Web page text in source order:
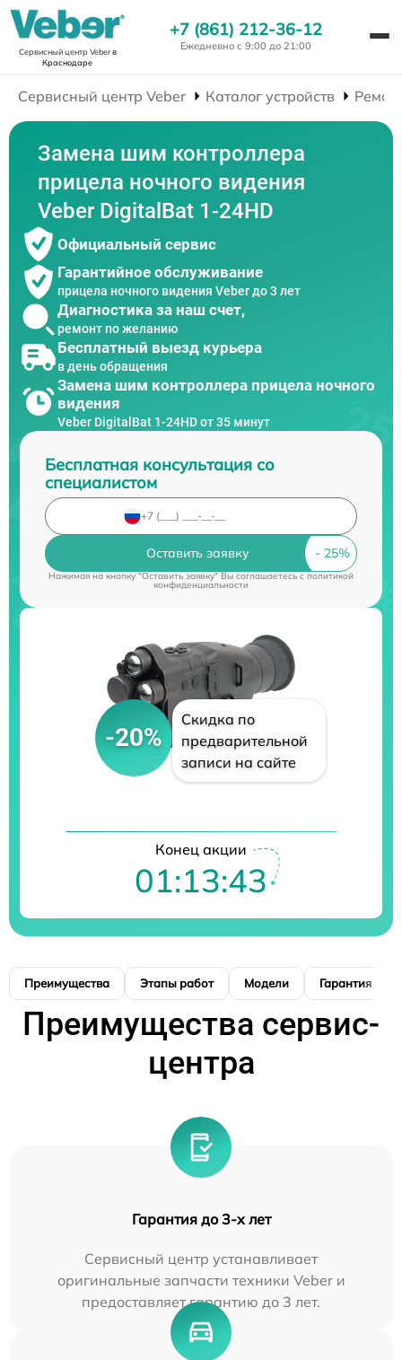
Сервисный центр Veberв
Краснодаре
+7 (861) 212-36-12
Ежедневно с 9:00 до 21:00
Сервисный центр Veber Каталог устройств
Замена шим контроллера
прицела ночного видения
Veber DigitalBat 1-24HD
Официальный сервис
Гарантийное обслуживание
прицела ночного видения Veber до 3 лет
Диагностика за наш счет,
ремонт по желанию
Бесплатный выезд курьера
в день обращения
Замена шим контроллера прицела ночного
видения
Veber DigitalBat 1-24HD от 35 минут
Бесплатная консультация со
специалистом
Оставить заявку
Нажимая на кнопку "Оставить заявку" Вы соглашаетесь cполитикой
конфиденциальности
-20%
Скидка по
предварительной
записи на сайте
Конец акции
01:13:42
Преимущества Этапы работ Модели Гарантия
Преимущества сервис-
центра
Гарантия до 3-х лет
Сервисный центр устанавливает
оригинальные запчасти техники Veber и
предоставляет гарантию до 3 лет.